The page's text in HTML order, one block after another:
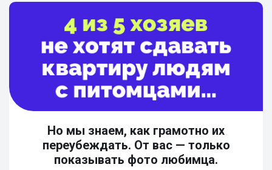
Но мы знаем, как грамотно их
переубеждать. От вас — только
показывать фото любимца.